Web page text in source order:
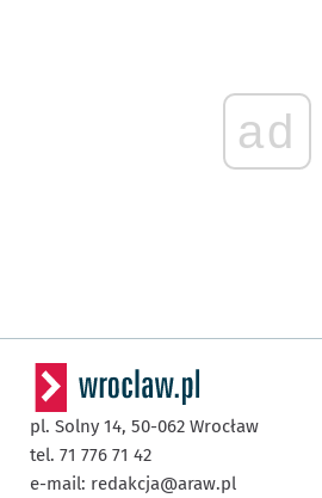
ad
pl. Solny 14, 50-062 Wrocław
tel. 71 776 71 42
e-mail: redakcja@araw.pl